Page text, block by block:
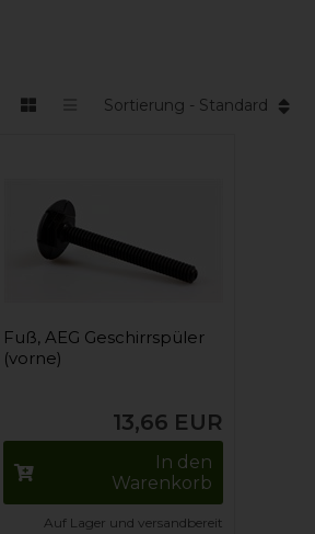
Fuß, AEG Geschirrspüler
(vorne)
13,66 EUR
In den
Warenkorb
Auf Lager und versandbereit